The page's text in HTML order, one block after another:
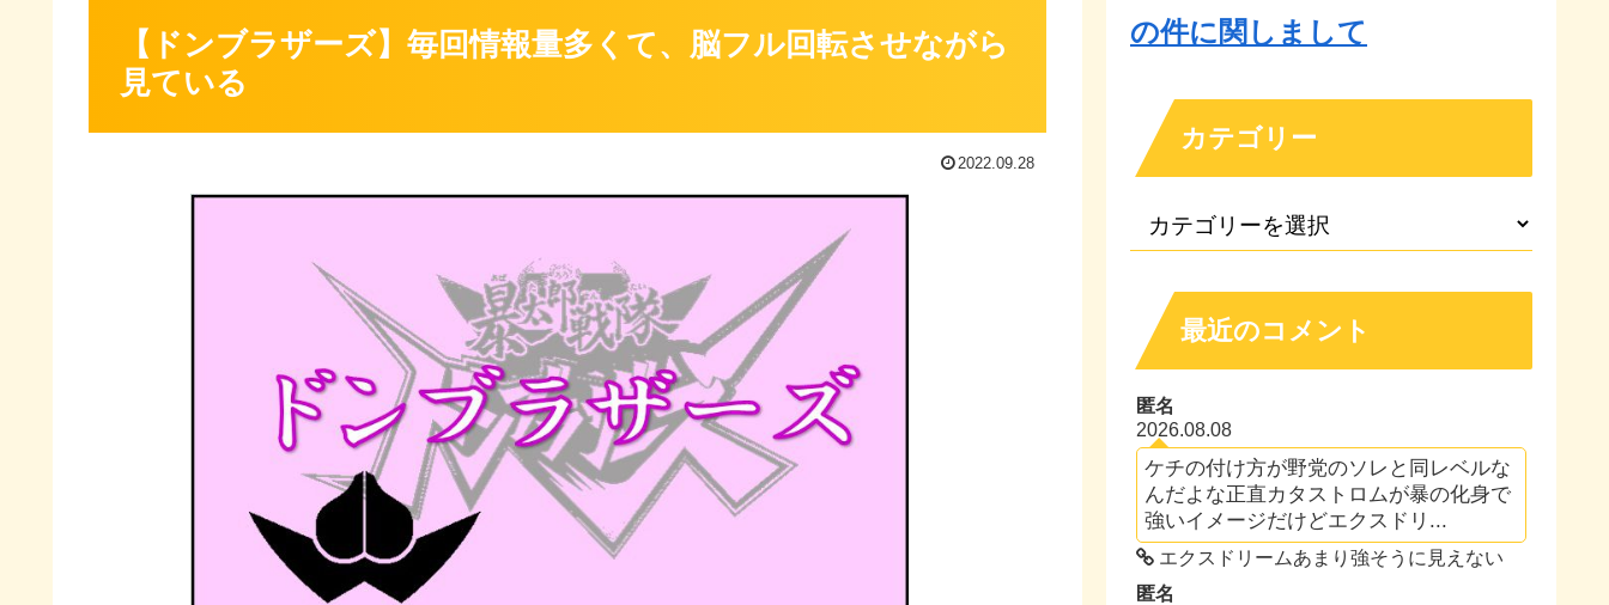
【ドンブラザーズ】毎回情報量多くて、脳フル回転させながら
見ている
2022.09.28
の件に関しまして
カテゴリー
最近のコメント
匿名
2026.08.08
ケチの付け方が野党のソレと同レベルな
んだよな正直カタストロムが暴の化身で
強いイメージだけどエクスドリ...
エクスドリームあまり強そうに見えない
匿名